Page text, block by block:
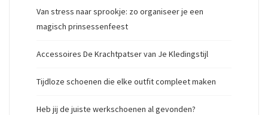
Van stress naar sprookje: zo organiseer je een
magisch prinsessenfeest
Accessoires De Krachtpatser van Je Kledingstijl
Tijdloze schoenen die elke outfit compleet maken
Heb jij de juiste werkschoenen al gevonden?